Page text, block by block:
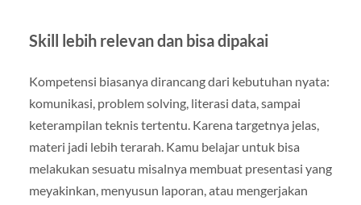
Skill lebih relevan dan bisa dipakai
Kompetensi biasanya dirancang dari kebutuhan nyata:
komunikasi, problem solving, literasi data, sampai
keterampilan teknis tertentu. Karena targetnya jelas,
materi jadi lebih terarah. Kamu belajar untuk bisa
melakukan sesuatu misalnya membuat presentasi yang
meyakinkan, menyusun laporan, atau mengerjakan